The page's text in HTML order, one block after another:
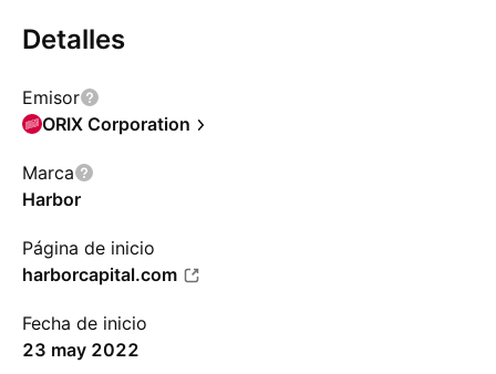
Detalles
Emisor
ORIX Corporation
Marca
Harbor
Página de inicio
harborcapital.com
Fecha de inicio
23 may 2022